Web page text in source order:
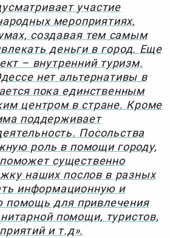
участие
мероприятиях,
создавая тем самым
деньги в город. Еще
– внутренний туризм.
нет альтернативы в
пока единственным
центром в стране. Кроме
поддерживает
Посольства
роль в помощи городу,
существенно
наших послов в разных
информационную и
помощь для привлечения
помощи, туристов,
и т.д».